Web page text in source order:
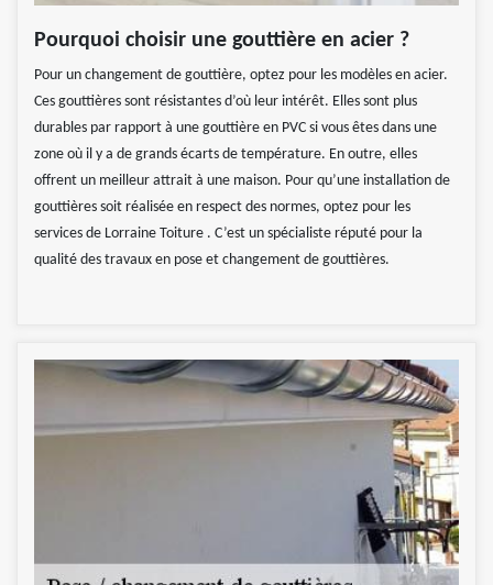
Pourquoi choisir une gouttière en acier ?
Pour un changement de gouttière, optez pour les modèles en acier.
Ces gouttières sont résistantes d’où leur intérêt. Elles sont plus
durables par rapport à une gouttière en PVC si vous êtes dans une
zone où il y a de grands écarts de température. En outre, elles
offrent un meilleur attrait à une maison. Pour qu’une installation de
gouttières soit réalisée en respect des normes, optez pour les
services de Lorraine Toiture . C’est un spécialiste réputé pour la
qualité des travaux en pose et changement de gouttières.